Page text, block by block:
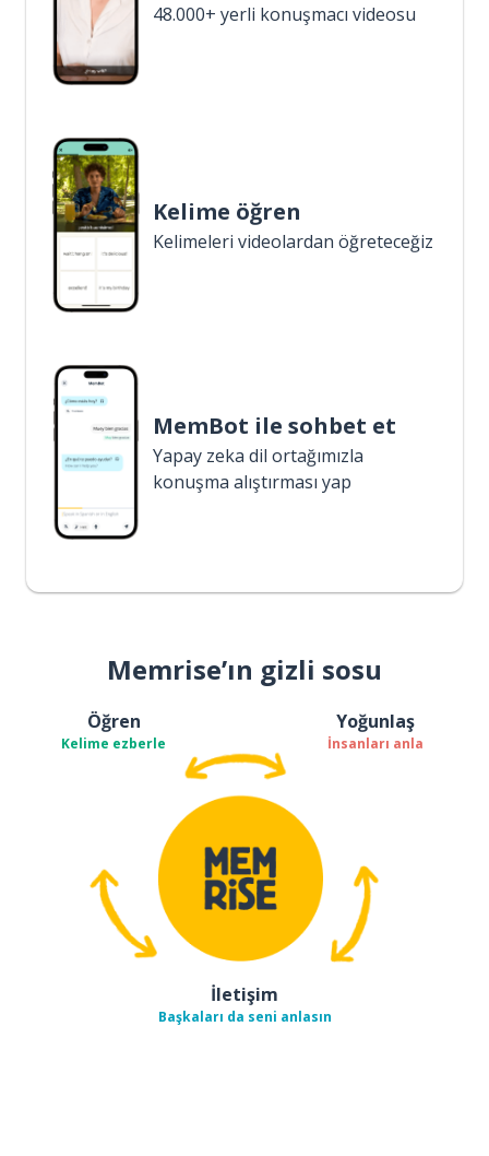
48.000+ yerli konuşmacı videosu
Kelime öğren
Kelimeleri videolardan öğreteceğiz
MemBot ile sohbet et
Yapay zeka dil ortağımızla
konuşma alıştırması yap
Memrise’ın gizli sosu
Öğren
Kelime ezberle
Yoğunlaş
İnsanları anla
İletişim
Başkaları da seni anlasın